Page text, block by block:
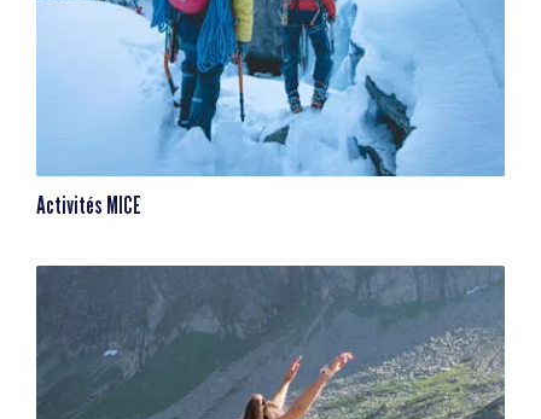
Activités MICE